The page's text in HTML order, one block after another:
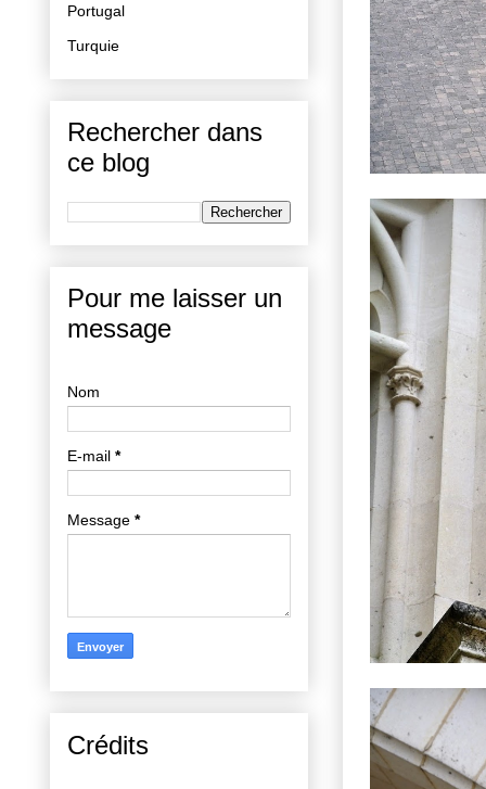
Portugal
Turquie
Rechercher dans
ce blog
Pour me laisser un
message
Nom
E-mail *
Message *
Crédits